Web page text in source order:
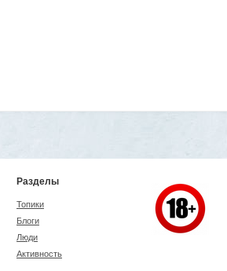
Разделы
Топики
Блоги
Люди
Активность